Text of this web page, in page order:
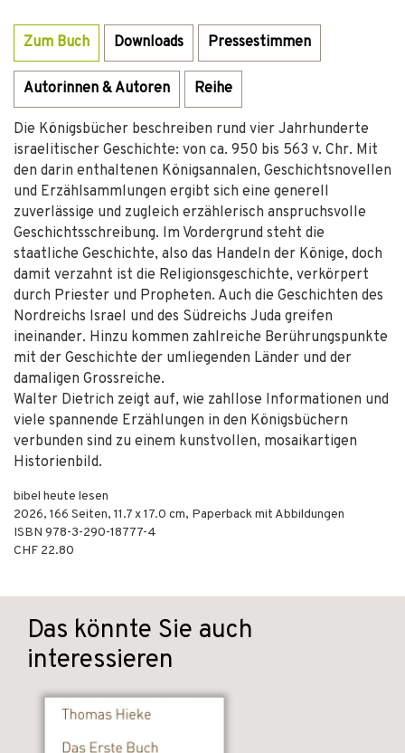
Zum Buch Downloads Pressestimmen
Autorinnen & Autoren Reihe
Die Königsbücher beschreiben rund vier Jahrhunderte
israelitischer Geschichte: von ca. 950 bis 563 v. Chr. Mit
den darin enthaltenen Königsannalen, Geschichtsnovellen
und Erzählsammlungen ergibt sich eine generell
zuverlässige und zugleich erzählerisch anspruchsvolle
Geschichtsschreibung. Im Vordergrund steht die
staatliche Geschichte, also das Handeln der Könige, doch
damit verzahnt ist die Religionsgeschichte, verkörpert
durch Priester und Propheten. Auch die Geschichten des
Nordreichs Israel und des Südreichs Juda greifen
ineinander. Hinzu kommen zahlreiche Berührungspunkte
mit der Geschichte der umliegenden Länder und der
damaligen Grossreiche.
Walter Dietrich zeigt auf, wie zahllose Informationen und
viele spannende Erzählungen in den Königsbüchern
verbunden sind zu einem kunstvollen, mosaikartigen
Historienbild.
bibel heute lesen
2026, 166 Seiten, 11.7 x 17.0 cm, Paperback mit Abbildungen
ISBN 978-3-290-18777-4
CHF 22.80
Das könnte Sie auch
interessieren